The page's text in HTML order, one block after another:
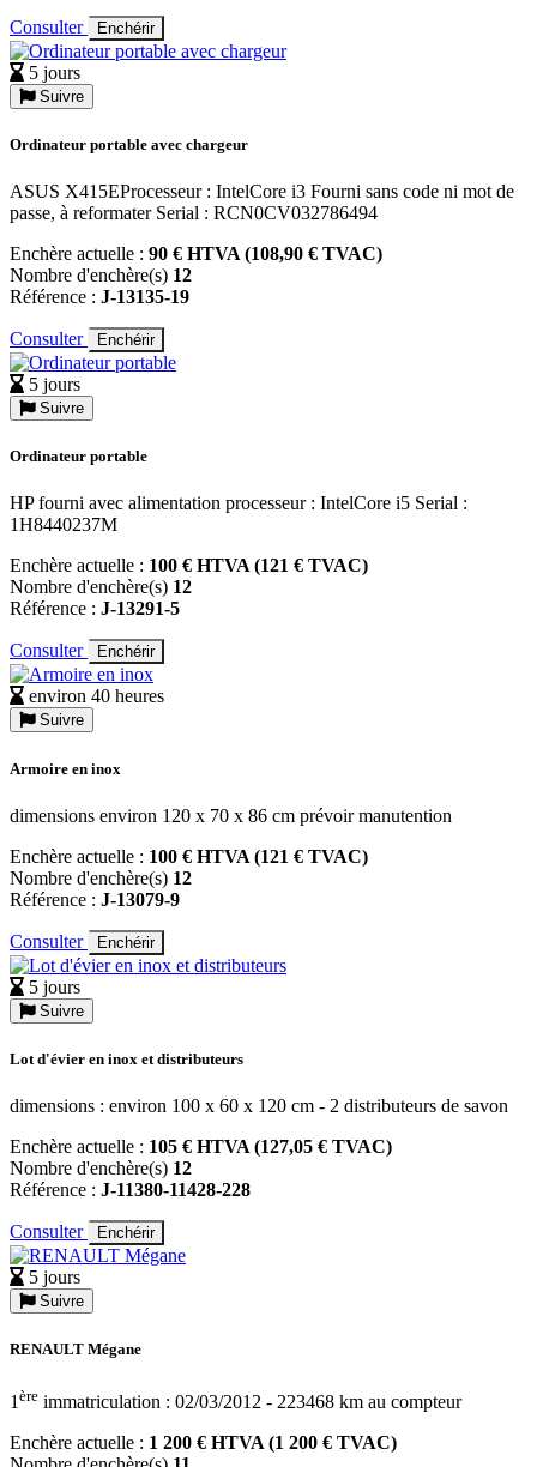
Consulter Enchérir
5 jours
Suivre
Ordinateur portable avec chargeur
ASUS X415EProcesseur : IntelCore i3 Fourni sans code ni mot de
passe, à reformater Serial : RCN0CV032786494
Enchère actuelle : 90 € HTVA (108,90 € TVAC)
Nombre d'enchère(s) 12
Référence : J-13135-19
Consulter Enchérir
5 jours
Suivre
Ordinateur portable
HP fourni avec alimentation processeur : IntelCore i5 Serial :
1H8440237M
Enchère actuelle : 100 € HTVA (121 € TVAC)
Nombre d'enchère(s) 12
Référence : J-13291-5
Consulter Enchérir
environ 40 heures
Suivre
Armoire en inox
dimensions environ 120 x 70 x 86 cm prévoir manutention
Enchère actuelle : 100 € HTVA (121 € TVAC)
Nombre d'enchère(s) 12
Référence : J-13079-9
Consulter Enchérir
5 jours
Suivre
Lot d'évier en inox et distributeurs
dimensions : environ 100 x 60 x 120 cm - 2 distributeurs de savon
Enchère actuelle : 105 € HTVA (127,05 € TVAC)
Nombre d'enchère(s) 12
Référence : J-11380-11428-228
Consulter Enchérir
5 jours
Suivre
RENAULT Mégane
1 ère immatriculation : 02/03/2012 - 223468 km au compteur
Enchère actuelle : 1 200 € HTVA (1 200 € TVAC)